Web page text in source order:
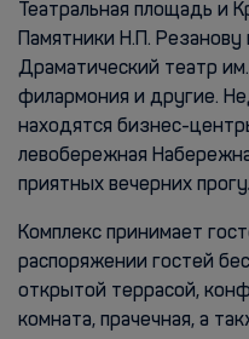
Театральная площадь и
Памятники Н.П.
Драматический театр
филармония и другие.
находятся бизнес-
левобережная
приятных вечерних
Комплекс принимает
распоряжении гостей
открытой террасой,
комната, прачечная, а